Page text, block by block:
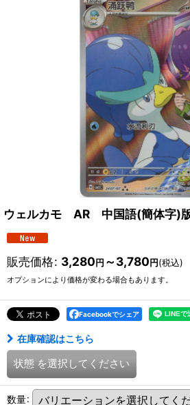
ウェルカモ AR 中国語(簡体字)
販売価格: 3,280円 ～3,780円(税込)
オプションにより価格が変わる場合もあります。
Facebookでシェア
在庫確認はこちら
状態 を選択してください
数量: